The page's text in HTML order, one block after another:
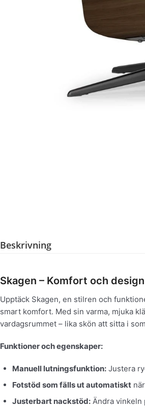
Beskrivning
Skagen – Komfort och
Upptäck Skagen, en stilren och
smart komfort. Med sin varma, mjuka
vardagsrummet – lika skön att sitta i
Funktioner och egenskaper:
Manuell lutningsfunktion: Justera
Fotstöd som fälls ut automatiskt
Justerbart nackstöd: Ändra vinkeln